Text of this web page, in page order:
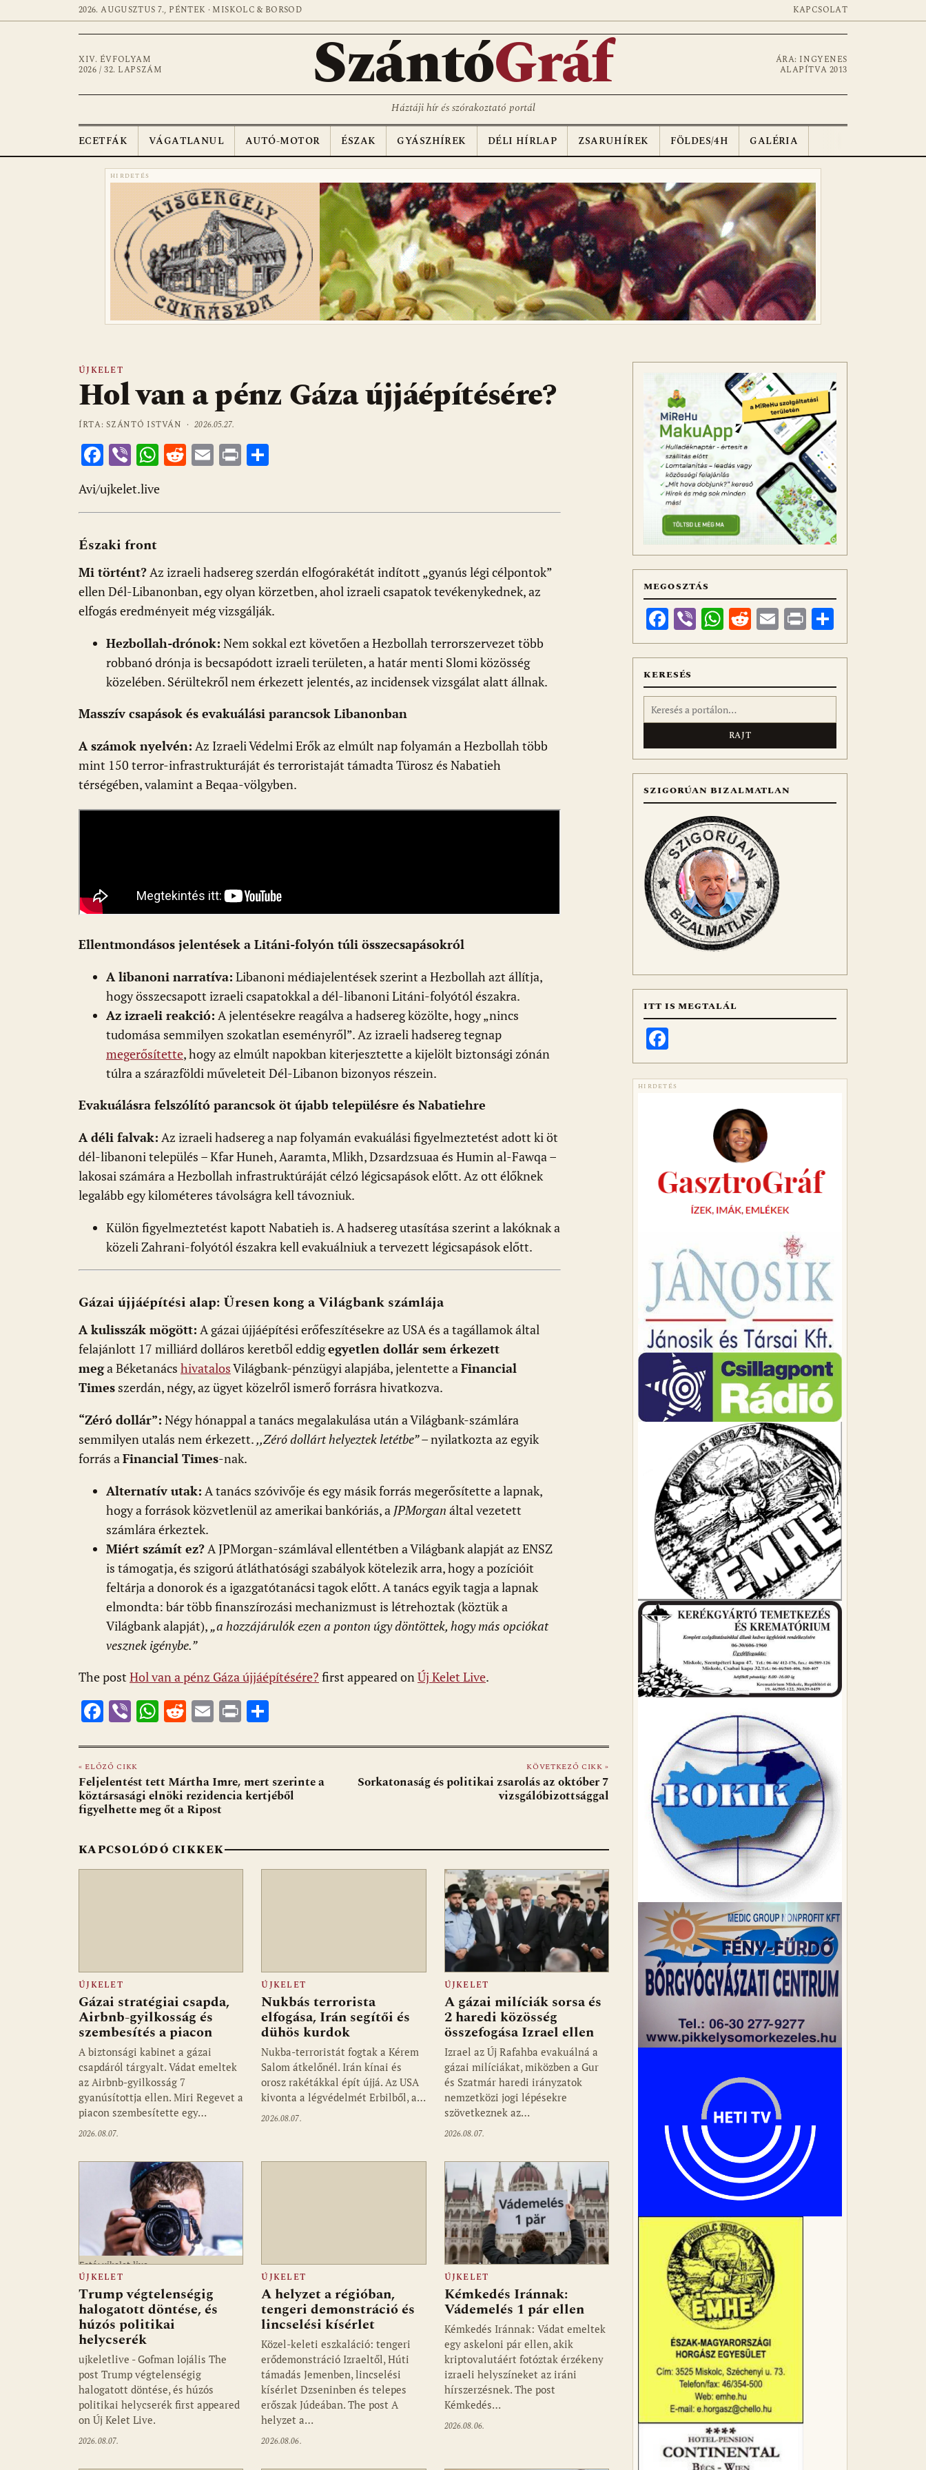
2026. AUGUSZTUS 7., PÉNTEK · MISKOLC & BORSOD KAPCSOLAT
XIV. ÉVFOLYAM
2026 / 32. LAPSZÁM
SzántóGráf
ÁRA: INGYENES
ALAPÍTVA 2013
Háztáji hír és szórakoztató portál
ECETFÁK VÁGATLANUL AUTÓ-MOTOR ÉSZAK GYÁSZHÍREK DÉLI HÍRLAP ZSARUHÍREK FÖLDES/4H GALÉRIA
HIRDETÉS
ÚJKELET
Hol van a pénz Gáza újjáépítésére?
ÍRTA: SZÁNTÓ ISTVÁN ·2026.05.27.
F
ac
e
b
o
o
k
Vi
b
er
W
at
s
p
p
R
di
E
l
Pr
m
g
Avi/ujkelet.live
Északi front
Mi történt?Az izraeli hadsereg szerdán elfogórakétát indított „gyanús légi célpontok”
ellen Dél-Libanonban, egy olyan körzetben, ahol izraeli csapatok tevékenykednek, az
elfogás eredményeit még vizsgálják.
Hezbollah-drónok: Nem sokkal ezt követően a Hezbollah terrorszervezet több
robbanó drónja is becsapódott izraeli területen, a határ menti Slomi közösség
közelében. Sérültekről nem érkezett jelentés, az incidensek vizsgálat alatt állnak.
Masszív csapások és evakuálási parancsok Libanonban
A számok nyelvén: Az Izraeli Védelmi Erők az elmúlt nap folyamán a Hezbollah több
mint 150 terror-infrastrukturáját és terroristaját támadta Türosz és Nabatieh
térségében, valamint a Beqaa-völgyben.
Ellentmondásos jelentések a Litáni-folyón túli összecsapásokról
A libanoni narratíva: Libanoni médiajelentések szerint a Hezbollah azt állítja,
hogy összecsapott izraeli csapatokkal a dél-libanoni Litáni-folyótól északra.
Az izraeli reakció: A jelentésekre reagálva a hadsereg közölte, hogy „nincs
tudomása semmilyen szokatlan eseményről”. Az izraeli hadsereg tegnap
megerősítette, hogy az elmúlt napokban kiterjesztette a kijelölt biztonsági zónán
túlra a szárazföldi műveleteit Dél-Libanon bizonyos részein.
Evakuálásra felszólító parancsok öt újabb településre és Nabatiehre
A déli falvak: Az izraeli hadsereg a nap folyamán evakuálási figyelmeztetést adott ki öt
dél-libanoni település – Kfar Huneh, Aaramta, Mlikh, Dzsardzsuaa és Humin al-Fawqa –
lakosai számára a Hezbollah infrastruktúráját célzó légicsapások előtt. Az ott élőknek
legalább egy kilométeres távolságra kell távozniuk.
Külön figyelmeztetést kapott Nabatieh is. A hadsereg utasítása szerint a lakóknak a
közeli Zahrani-folyótól északra kell evakuálniuk a tervezett légicsapások előtt.
Gázai újjáépítési alap: Üresen kong a Világbank számlája
A kulisszák mögött: A gázai újjáépítési erőfeszítésekre az USA és a tagállamok által
felajánlott 17 milliárd dolláros keretből eddigegyetlen dollár sem érkezett
mega Béketanács hivatalosVilágbank-pénzügyi alapjába, jelentette aFinancial
Times szerdán, négy, az ügyet közelről ismerő forrásra hivatkozva.
“Zéró dollár”: Négy hónappal a tanács megalakulása után a Világbank-számlára
semmilyen utalás nem érkezett.,,Zéró dollárt helyeztek letétbe”– nyilatkozta az egyik
forrás aFinancial Times-nak.
Alternatív utak: A tanács szóvivője és egy másik forrás megerősítette a lapnak,
hogy a források közvetlenül az amerikai bankóriás, a JPMorgan által vezetett
számlára érkeztek.
Miért számít ez?A JPMorgan-számlával ellentétben a Világbank alapját az ENSZ
is támogatja, és szigorú átláthatósági szabályok kötelezik arra, hogy a pozícióit
feltárja a donorok és a igazgatótanácsi tagok előtt. A tanács egyik tagja a lapnak
elmondta: bár több finanszírozási mechanizmust is létrehoztak (köztük a
Világbank alapját),„a hozzájárulók ezen a ponton úgy döntöttek, hogy más opciókat
vesznek igénybe.”
The post Hol van a pénz Gáza újjáépítésére? first appeared onÚj Kelet Live.
F
e
b
o
o
k
Vi
er
W
at
s
A
p
p
R
d
di
t
E
ai
l
Pr
t za
m
e
« ELŐZŐ CIKK
Feljelentést tett Mártha Imre, mert szerinte a
köztársasági elnöki rezidencia kertjéből
figyelhette meg őt a Ripost
KÖVETKEZŐ CIKK »
Sorkatonaság és politikai zsarolás az október 7
vizsgálóbizottsággal
KAPCSOLÓDÓ CIKKEK
ÚJKELET
Gázai stratégiai csapda,
Airbnb-gyilkosság és
szembesítés a piacon
A biztonsági kabinet a gázai
csapdáról tárgyalt. Vádat emeltek
az Airbnb-gyilkosság 7
gyanúsítottja ellen. Miri Regevet a
piacon szembesítette egy…
2026.08.07.
ÚJKELET
Nukbás terrorista
elfogása, Irán segítői és
dühös kurdok
Nukba-terroristát fogtak a Kérem
Salom átkelőnél. Irán kínai és
orosz rakétákkal épít újjá. Az USA
kivonta a légvédelmét Erbilből, a…
2026.08.07.
ÚJKELET
A gázai milíciák sorsa és
2 haredi közösség
összefogása Izrael ellen
Izrael az Új Rafahba evakuálná a
gázai milíciákat, miközben a Gur
és Szatmár haredi irányzatok
nemzetközi jogi lépésekre
szövetkeznek az…
2026.08.07.
Fotó: ujkelet.live
ÚJKELET
Trump végtelenségig
halogatott döntése, és
húzós politikai
helycserék
ujkeletlive - Gofman lojális The
post Trump végtelenségig
halogatott döntése, és húzós
politikai helycserék first appeared
on Új Kelet Live.
2026.08.07.
ÚJKELET
A helyzet a régióban,
tengeri demonstráció és
lincselési kísérlet
Közel-keleti eszkaláció: tengeri
erődemonstráció Izraeltől, Húti
támadás Jemenben, lincselési
kísérlet Dzseninben és telepes
erőszak Júdeában. The post A
helyzet a…
2026.08.06.
ÚJKELET
Kémkedés Iránnak:
Vádemelés 1 pár ellen
Kémkedés Iránnak: Vádat emeltek
egy askeloni pár ellen, akik
kriptovalutáért fotóztak érzékeny
izraeli helyszíneket az iráni
hírszerzésnek. The post
Kémkedés…
2026.08.06.
MEGOSZTÁS
Facebook
ViberWhatsApp
Reddit
Email
Print
meg
KERESÉS
Keresés:
SZIGORÚAN BIZALMATLAN
ITT IS MEGTALÁL
HIRDETÉS